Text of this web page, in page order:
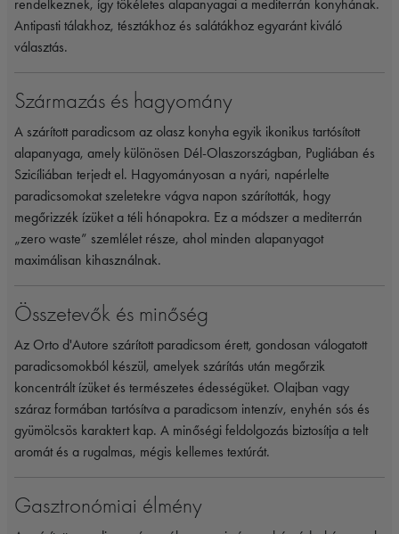
rendelkeznek, így tökéletes alapanyagai a mediterrán konyhának.
Antipasti tálakhoz, tésztákhoz és salátákhoz egyaránt kiváló
választás.
Származás és hagyomány
A szárított paradicsom az olasz konyha egyik ikonikus tartósított
alapanyaga, amely különösen Dél-Olaszországban, Pugliában és
Szicíliában terjedt el. Hagyományosan a nyári, napérlelte
paradicsomokat szeletekre vágva napon szárították, hogy
megőrizzék ízüket a téli hónapokra. Ez a módszer a mediterrán
„zero waste” szemlélet része, ahol minden alapanyagot
maximálisan kihasználnak.
Összetevők és minőség
Az Orto d'Autore szárított paradicsom érett, gondosan válogatott
paradicsomokból készül, amelyek szárítás után megőrzik
koncentrált ízüket és természetes édességüket. Olajban vagy
száraz formában tartósítva a paradicsom intenzív, enyhén sós és
gyümölcsös karaktert kap. A minőségi feldolgozás biztosítja a telt
aromát és a rugalmas, mégis kellemes textúrát.
Gasztronómiai élmény